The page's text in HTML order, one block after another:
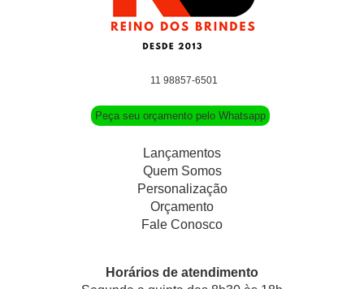
11 98857-6501
Peça seu orçamento pelo Whatsapp
Lançamentos
Quem Somos
Personalização
Orçamento
Fale Conosco
Horários de atendimento